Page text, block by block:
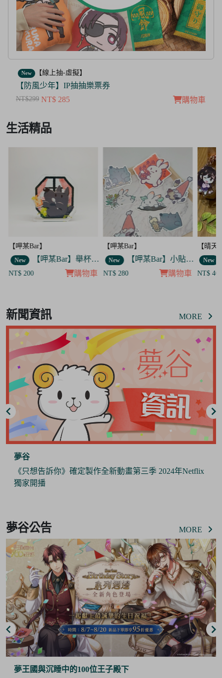
New 【線上抽-虛擬】
【茜色線上抽票券】限量周邊抽抽樂
NT$100 NT$ 50
購物車
3
生活精品
【呷某Bar】
New 【呷某Bar】小貼紙 7入套組
NT$ 280 購物車
【晴天咖啡館】
New 【晴天咖啡館】吊飾套組
NT$ 400 購物車
【呷某
New
NT$
of
8
新聞資訊 MORE
夢谷
《只想告訴你》確定製作全新動畫第三季 2024年Netflix
獨家開播
of
6
夢谷公告 MORE
夢王國與沉睡中的100位王子殿下